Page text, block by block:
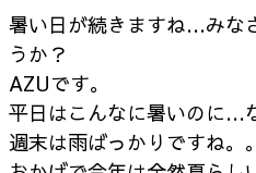
暑い日が続きますね…みな
うか？
AZUです。
平日はこんなに暑いのに…
週末は雨ばっかりですね。